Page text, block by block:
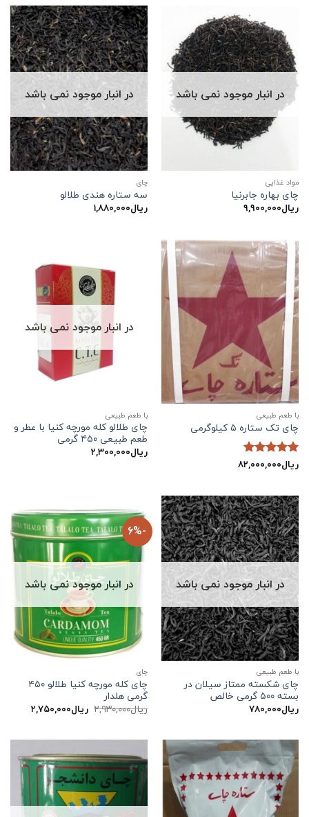
در انبار موجود نمی باشد
مواد غذایی
چای بهاره جابرنیا
ریال۹,۹۰۰,۰۰۰
در انبار موجود نمی باشد
چاي
سه ستاره هندی طلالو
ریال۱,۸۸۰,۰۰۰
با طعم طبیعی
چای تک ستاره ۵ کیلوگرمی
نمره5 از
ریال۸۲,۰۰۰,۰۰۰
در انبار موجود نمی باشد
با طعم طبیعی
چای طلالو کله مورچه کنیا با عطر و
طعم طبیعی ۴۵۰ گرمی
ریال۲,۳۰۰,۰۰۰
در انبار موجود نمی باشد
با طعم طبیعی
چای شکسته ممتاز سیلان در
بسته ۵۰۰ گرمی خالص
ریال۷۸۰,۰۰۰
-6%
در انبار موجود نمی باشد
چاي
چای کله مورچه کنیا طلالو ۴۵۰
گرمی هلدار
ریال۲,۹۳۰,۰۰۰ قیمت
اصلی:
ریال۲,۷۵۰,۰۰۰قیمت
فعلی: